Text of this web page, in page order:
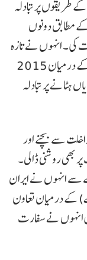
طریقوں پر تبادلہ
مطابق دونوں
کی۔ انہوں نے تازہ
ترین علاقائی پیش رفت اور ایران اور عالمی طاقتوں کے درمیان 2015
ہٹانے پر تبادلہ
سے بچنے اور
بھی روشنی ڈالی۔
سے انہوں نے ایران
اے) کے درمیان تعاون
انہوں نے سفارت